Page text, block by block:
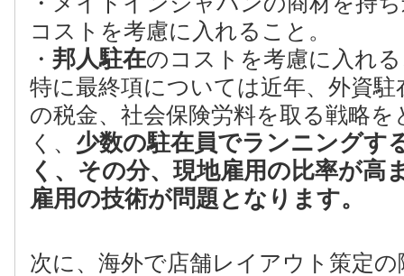
コストを考慮に入れること。
・ 邦人駐在のコストを考慮に入れ
特に最終項については近年、外資
の税金、社会保険労料を取る戦略
く、 少数の駐在員でランニングす
く、 その分、現地雇用の比率が高
雇用の技術が問題となります。
次に、海外で店舗レイアウト策定